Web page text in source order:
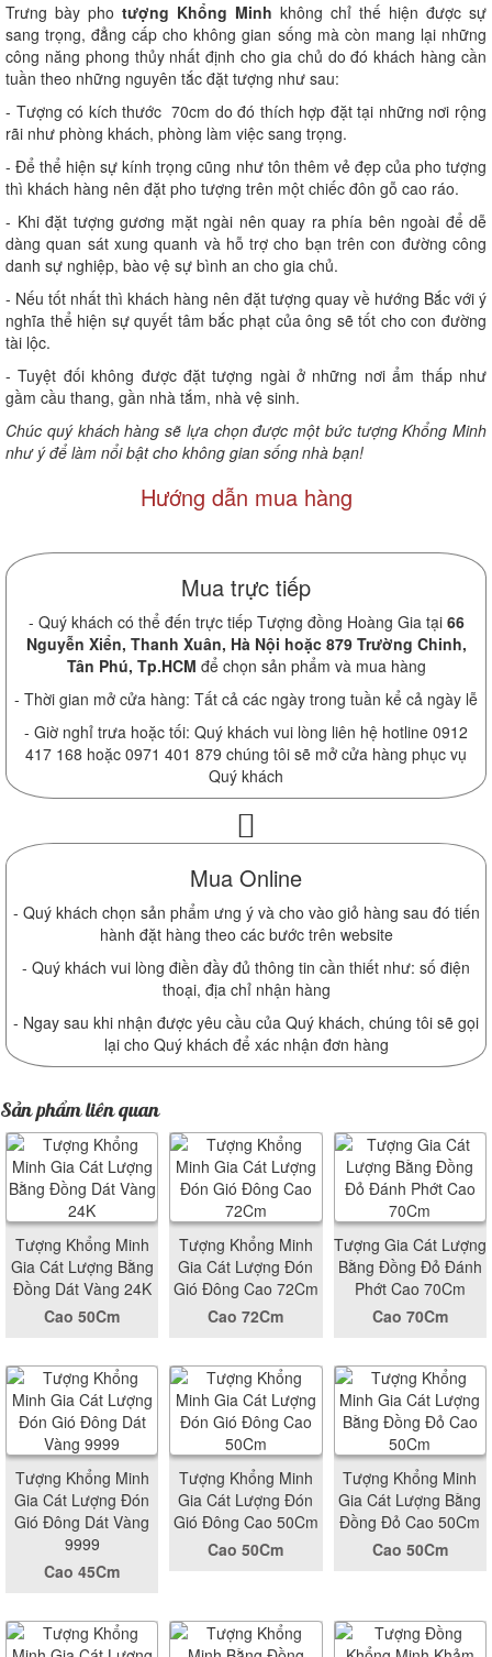
Trưng bày pho tượng Khổng Minh không chỉ thế hiện được sự
sang trọng, đẳng cấp cho không gian sống mà còn mang lại những
công năng phong thủy nhất định cho gia chủ do đó khách hàng cần
tuần theo những nguyên tắc đặt tượng như sau:
- Tượng có kích thước 70cm do đó thích hợp đặt tại những nơi rộng
rãi như phòng khách, phòng làm việc sang trọng.
- Để thể hiện sự kính trọng cũng như tôn thêm vẻ đẹp của pho tượng
thì khách hàng nên đặt pho tượng trên một chiếc đôn gỗ cao ráo.
- Khi đặt tượng gương mặt ngài nên quay ra phía bên ngoài để dễ
dàng quan sát xung quanh và hỗ trợ cho bạn trên con đường công
danh sự nghiệp, bào vệ sự bình an cho gia chủ.
- Nếu tốt nhất thì khách hàng nên đặt tượng quay về hướng Bắc với ý
nghĩa thể hiện sự quyết tâm bắc phạt của ông sẽ tốt cho con đường
tài lộc.
- Tuyệt đối không được đặt tượng ngài ở những nơi ẩm thấp như
gầm cầu thang, gần nhà tắm, nhà vệ sinh.
Chúc quý khách hàng sẽ lựa chọn được một bức tượng Khổng Minh
như ý để làm nổi bật cho không gian sống nhà bạn!
Hướng dẫn mua hàng
Mua trực tiếp
- Quý khách có thể đến trực tiếp Tượng đồng Hoàng Gia tại 66
Nguyễn Xiển, Thanh Xuân, Hà Nội hoặc 879 Trường Chinh,
Tân Phú, Tp.HCM để chọn sản phẩm và mua hàng
- Thời gian mở cửa hàng: Tất cả các ngày trong tuần kể cả ngày lễ
- Giờ nghỉ trưa hoặc tối: Quý khách vui lòng liên hệ hotline 0912
417 168 hoặc 0971 401 879 chúng tôi sẽ mở cửa hàng phục vụ
Quý khách
Mua Online
- Quý khách chọn sản phẩm ưng ý và cho vào giỏ hàng sau đó tiến
hành đặt hàng theo các bước trên website
- Quý khách vui lòng điền đầy đủ thông tin cần thiết như: số điện
thoại, địa chỉ nhận hàng
- Ngay sau khi nhận được yêu cầu của Quý khách, chúng tôi sẽ gọi
lại cho Quý khách để xác nhận đơn hàng
Sản phẩm liên quan
Tượng Khổng Minh
Gia Cát Lượng Bằng
Đồng Dát Vàng 24K
Cao 50Cm
Tượng Khổng Minh
Gia Cát Lượng Đón
Gió Đông Cao 72Cm
Cao 72Cm
Tượng Gia Cát Lượng
Bằng Đồng Đỏ Đánh
Phớt Cao 70Cm
Cao 70Cm
Tượng Khổng Minh
Gia Cát Lượng Đón
Gió Đông Dát Vàng
9999
Cao 45Cm
Tượng Khổng Minh
Gia Cát Lượng Đón
Gió Đông Cao 50Cm
Cao 50Cm
Tượng Khổng Minh
Gia Cát Lượng Bằng
Đồng Đỏ Cao 50Cm
Cao 50Cm